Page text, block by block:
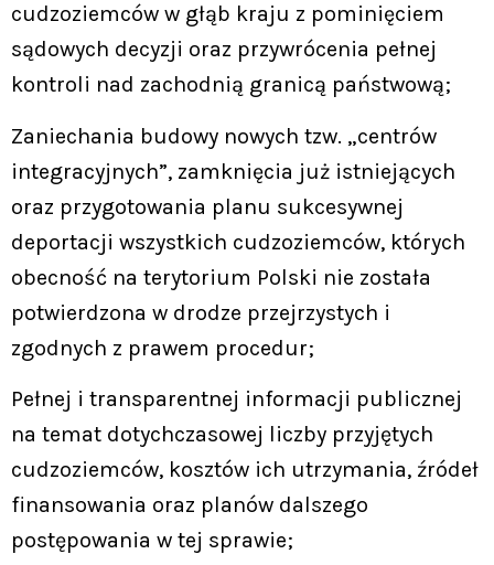
cudzoziemców w głąb kraju z pominięciem
sądowych decyzji oraz przywrócenia pełnej
kontroli nad zachodnią granicą państwową;
Zaniechania budowy nowych tzw. „centrów
integracyjnych”, zamknięcia już istniejących
oraz przygotowania planu sukcesywnej
deportacji wszystkich cudzoziemców, których
obecność na terytorium Polski nie została
potwierdzona w drodze przejrzystych i
zgodnych z prawem procedur;
Pełnej i transparentnej informacji publicznej
na temat dotychczasowej liczby przyjętych
cudzoziemców, kosztów ich utrzymania, źródeł
finansowania oraz planów dalszego
postępowania w tej sprawie;